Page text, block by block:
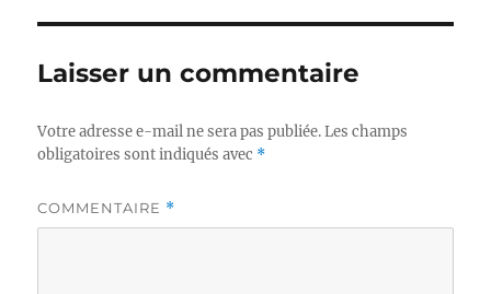
Laisser un commentaire
Votre adresse e-mail ne sera pas publiée. Les champs
obligatoires sont indiqués avec *
COMMENTAIRE *